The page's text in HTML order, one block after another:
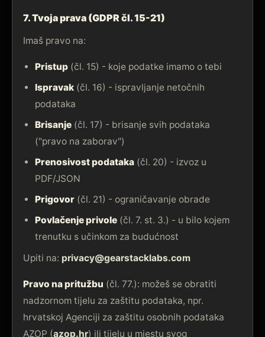
7. Tvoja prava (GDPR čl. 15-21)
Imaš pravo na:
Pristup (čl. 15) - koje podatke imamo o tebi
Ispravak (čl. 16) - ispravljanje netočnih
podataka
Brisanje (čl. 17) - brisanje svih podataka
("pravo na zaborav")
Prenosivost podataka (čl. 20) - izvoz u
PDF/JSON
Prigovor (čl. 21) - ograničavanje obrade
Povlačenje privole (čl. 7. st. 3.) - u bilo kojem
trenutku s učinkom za budućnost
Upiti na: privacy@gearstacklabs.com
Pravo na pritužbu (čl. 77.): možeš se obratiti
nadzornom tijelu za zaštitu podataka, npr.
hrvatskoj Agenciji za zaštitu osobnih podataka
AZOP (azop.hr) ili tijelu u mjestu svog